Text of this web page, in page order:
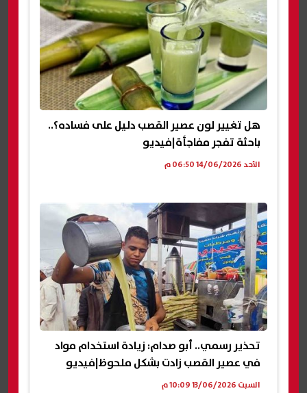
هل تغيير لون عصير القصب دليل على فساده؟..
باحثة تفجر مفاجأة|فيديو
الأحد 14/06/2026 06:50 م
تحذير رسمي.. أبو صدام: زيادة استخدام مواد
في عصير القصب زادت بشكل ملحوظ|فيديو
السبت 13/06/2026 10:09 م